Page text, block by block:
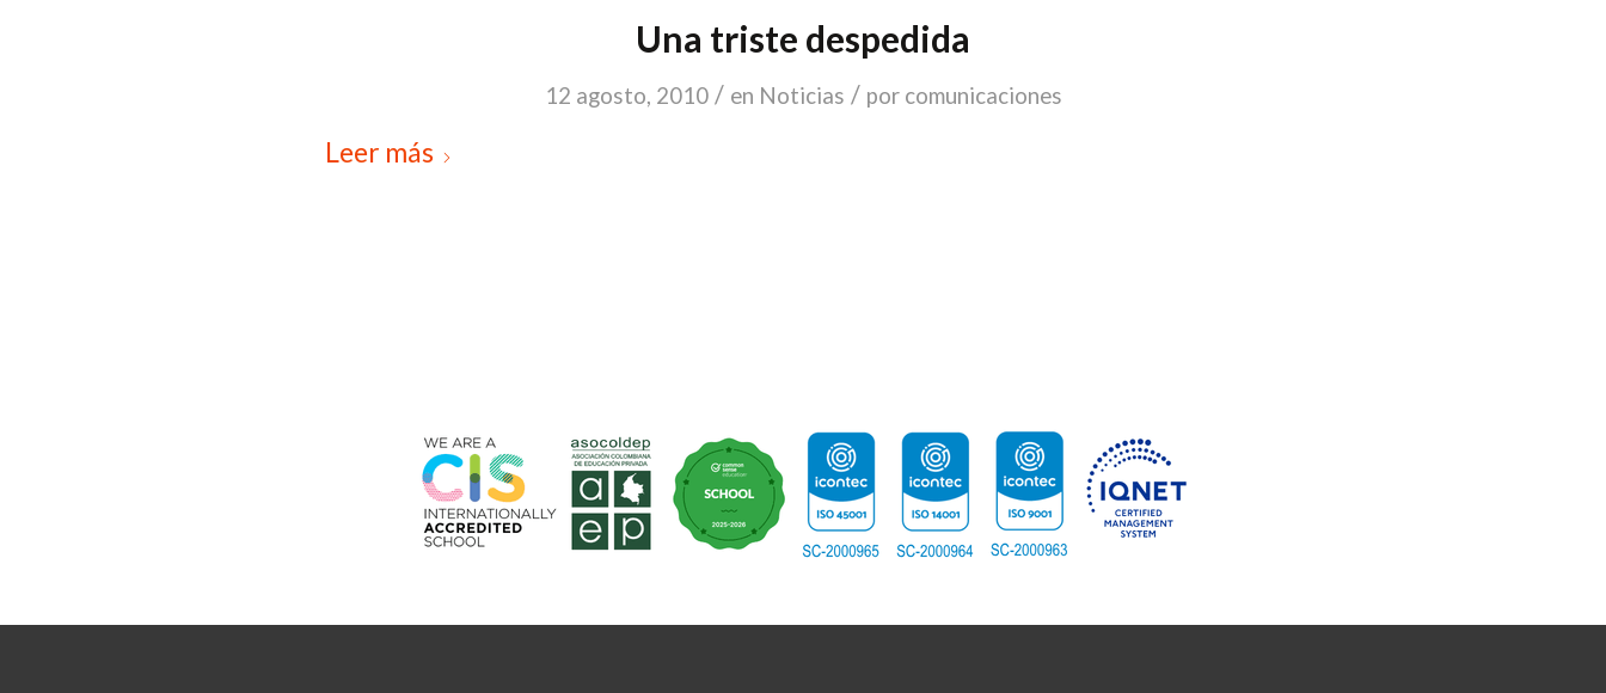
Una triste despedida
12 agosto, 2010 / en Noticias / por comunicaciones
Leer más